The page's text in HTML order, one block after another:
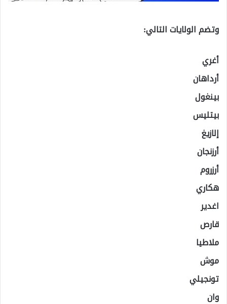
وتضم الولايات التالي:
أغري
أرداهان
بينغول
بيتليس
إلازيغ
أرزنجان
أرزروم
هكاري
اغدير
قارص
ملاطيا
موش
تونجيلي
وان